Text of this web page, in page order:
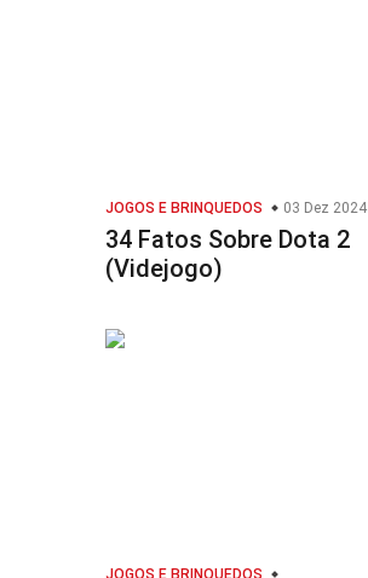
JOGOS E BRINQUEDOS 03 Dez 2024
34 Fatos Sobre Dota 2
(Videjogo)
JOGOS E BRINQUEDOS